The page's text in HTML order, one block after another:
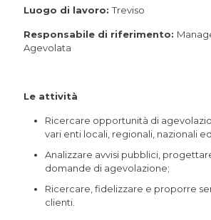
Luogo di lavoro:Treviso
Responsabile di riferimento:
Agevolata
Le attività
Ricercare opportunità di
vari enti locali, regionali, nazionali
Analizzare avvisi pubblici,
domande di agevolazione;
Ricercare, fidelizzare e proporre
clienti.